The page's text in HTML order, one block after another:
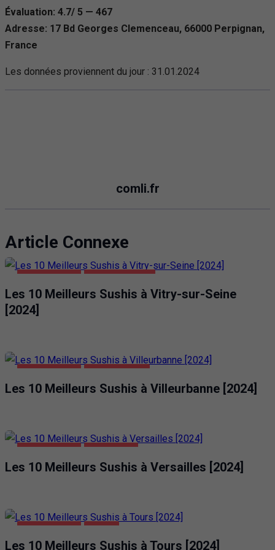
Évaluation: 4.7/ 5 — 467
Adresse: 17 Bd Georges Clemenceau, 66000 Perpignan,
France
Les données proviennent du jour : 31.01.2024
comli.fr
Article Connexe
Les 10 Meilleurs Sushis à Vitry-sur-Seine
[2024]
Les 10 Meilleurs Sushis à Villeurbanne [2024]
Les 10 Meilleurs Sushis à Versailles [2024]
Les 10 Meilleurs Sushis à Tours [2024]